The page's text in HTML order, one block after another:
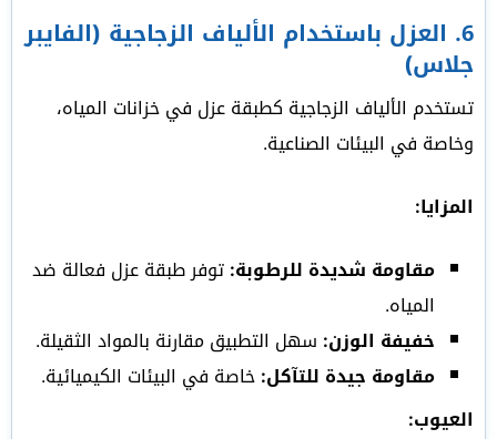
6. العزل باستخدام الألياف الزجاجية (الفايبر
جلاس)
تستخدم الألياف الزجاجية كطبقة عزل في خزانات المياه،
وخاصة في البيئات الصناعية.
المزايا:
مقاومة شديدة للرطوبة:توفر طبقة عزل فعالة ضد
المياه.
خفيفة الوزن: سهل التطبيق مقارنة بالمواد الثقيلة.
مقاومة جيدة للتآكل:خاصة في البيئات الكيميائية.
العيوب: